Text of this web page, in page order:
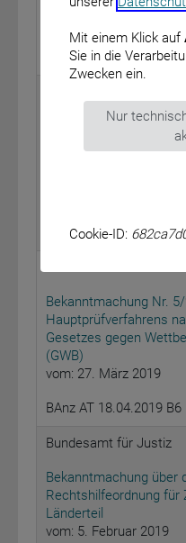
BAnz AT 18.04.2019 B4
Bekanntmachung
Fidelis Underwriting
BAnz AT 18.04.2019 B5
Bekanntmachung Nr.
Hauptprüfverfahrens
Gesetzes gegen
(GWB)
vom: 27. März 2019
BAnz AT 18.04.2019 B6
Bundesamt für Justiz
Bekanntmachung über
Rechtshilfeordnung für
Länderteil
vom: 5. Februar 2019
Mit einem Klick auf
Sie in die
Zwecken ein.
Nur technisch notwendige Cookies
Cookie-ID: